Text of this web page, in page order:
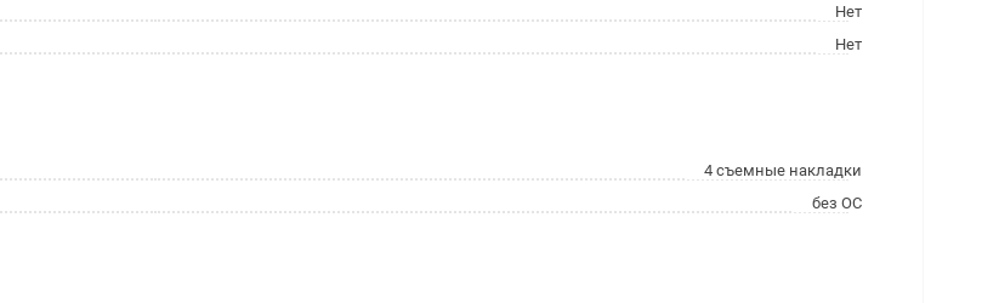
Нет
Нет
4 съемные накладки
без ОС